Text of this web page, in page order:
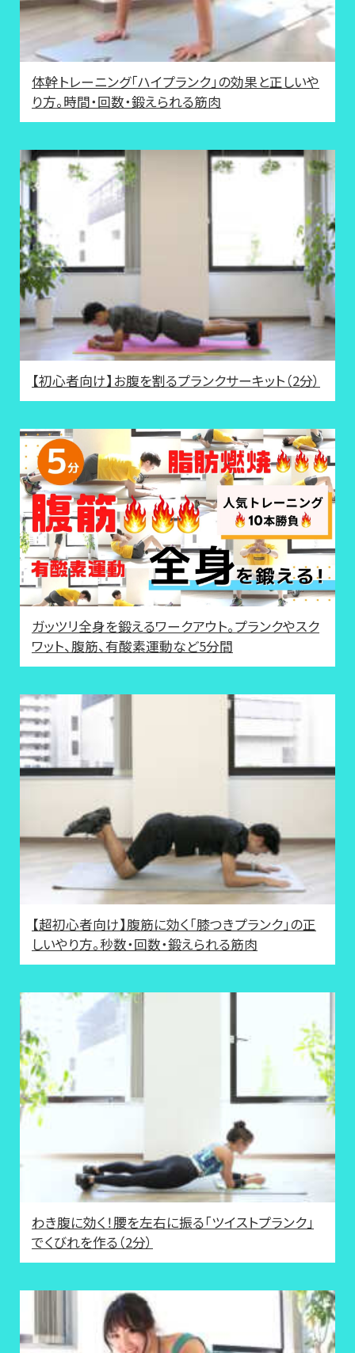
体幹トレーニング「ハイプランク」の効果と正しいや
り方。時間・回数・鍛えられる筋肉
【初心者向け】お腹を割るプランクサーキット（2分）
ガッツリ全身を鍛えるワークアウト。プランクやスク
ワット、腹筋、有酸素運動など5分間
【超初心者向け】腹筋に効く「膝つきプランク」の正
しいやり方。秒数・回数・鍛えられる筋肉
わき腹に効く！腰を左右に振る「ツイストプランク」
でくびれを作る（2分）